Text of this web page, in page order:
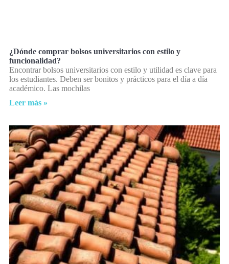
¿Dónde comprar bolsos universitarios con estilo y
funcionalidad?
Encontrar bolsos universitarios con estilo y utilidad es clave para
los estudiantes. Deben ser bonitos y prácticos para el día a día
académico. Las mochilas
Leer más »